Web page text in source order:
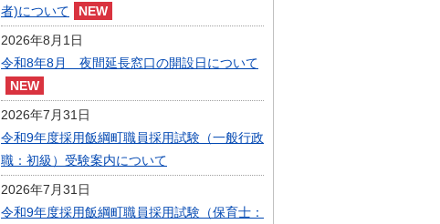
者)について
2026年8月1日
令和8年8月 夜間延長窓口の開設日について
2026年7月31日
令和9年度採用飯綱町職員採用試験（一般行政
職：初級）受験案内について
2026年7月31日
令和9年度採用飯綱町職員採用試験（保育士：